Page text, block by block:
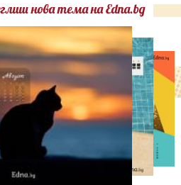
нова тема на Edna.bg
ИЗВЕСТНИ
A$AP Rocky и Риана с
откровено признание за
родителството